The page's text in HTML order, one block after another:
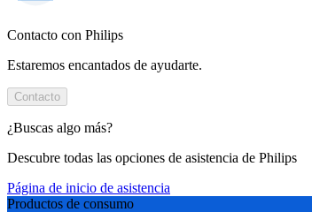
Contacto con Philips
Estaremos encantados de ayudarte.
Contacto
¿Buscas algo más?
Descubre todas las opciones de asistencia de Philips
Página de inicio de asistencia
Productos de consumo